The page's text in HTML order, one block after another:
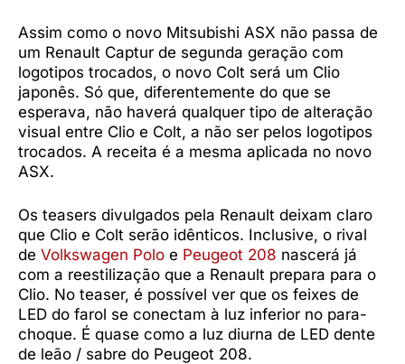
Assim como o novo Mitsubishi ASX não passa de
um Renault Captur de segunda geração com
logotipos trocados, o novo Colt será um Clio
japonês. Só que, diferentemente do que se
esperava, não haverá qualquer tipo de alteração
visual entre Clio e Colt, a não ser pelos logotipos
trocados. A receita é a mesma aplicada no novo
ASX.
Os teasers divulgados pela Renault deixam claro
que Clio e Colt serão idênticos. Inclusive, o rival
de Volkswagen Polo e Peugeot 208 nascerá já
com a reestilização que a Renault prepara para o
Clio. No teaser, é possível ver que os feixes de
LED do farol se conectam à luz inferior no para-
choque. É quase como a luz diurna de LED dente
de leão / sabre do Peugeot 208.